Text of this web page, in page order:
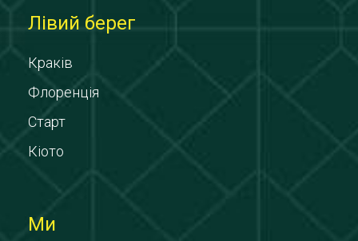
Лівий берег
Краків
Флоренція
Старт
Кіото
Ми